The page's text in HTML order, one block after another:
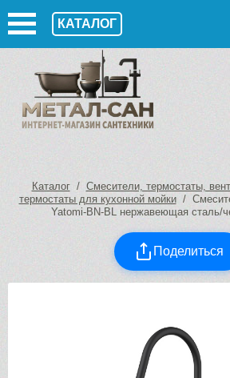
КАТАЛОГ
Каталог/ Смесители, термостаты,
термостаты для кухонной мойки/
Yatomi-BN-BL нержавеющая сталь/
Поделиться